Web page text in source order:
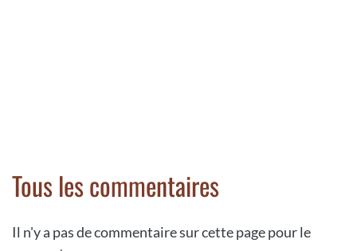
Tous les commentaires
Il n'y a pas de commentaire sur cette page pour le